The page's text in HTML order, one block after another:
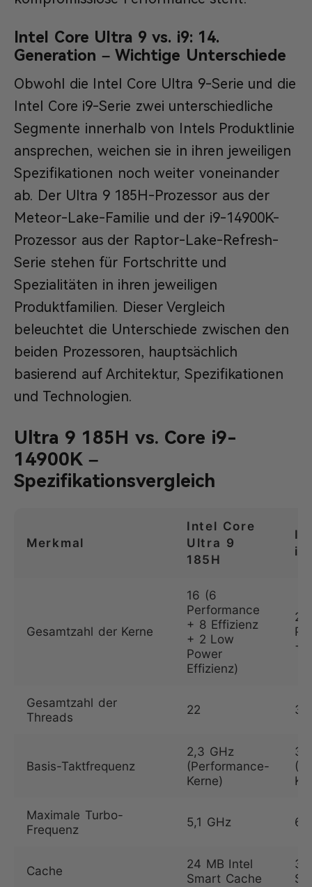
Intel Core Ultra 9 vs. i9: 14.
Generation – Wichtige Unterschiede
Obwohl die Intel Core Ultra 9-Serie und die
Intel Core i9-Serie zwei unterschiedliche
Segmente innerhalb von Intels Produktlinie
ansprechen, weichen sie in ihren jeweiligen
Spezifikationen noch weiter voneinander
ab. Der Ultra 9 185H-Prozessor aus der
Meteor-Lake-Familie und der i9-14900K-
Prozessor aus der Raptor-Lake-Refresh-
Serie stehen für Fortschritte und
Spezialitäten in ihren jeweiligen
Produktfamilien. Dieser Vergleich
beleuchtet die Unterschiede zwischen den
beiden Prozessoren, hauptsächlich
basierend auf Architektur, Spezifikationen
und Technologien.
Ultra 9 185H vs. Core i9-
14900K –
Spezifikationsvergleich
Merkmal
Intel Core
Ultra 9
185H
Gesamtzahl der Kerne
16 (6
Performance
+ 8 Effizienz
+ 2 Low
Power
Effizienz)
+
Gesamtzahl der
Threads
22 32
Basis-Taktfrequenz
2,3 GHz
(Performance-
Kerne)
Maximale Turbo-
Frequenz
5,1 GHz
Cache
24 MB Intel
Smart Cache